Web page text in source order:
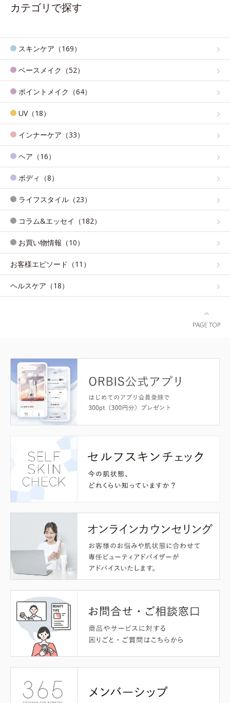
カテゴリで探す
スキンケア（169）
ベースメイク（52）
ポイントメイク（64）
UV（18）
インナーケア（33）
ヘア（16）
ボディ（8）
ライフスタイル（23）
コラム&エッセイ（182）
お買い物情報（10）
お客様エピソード（11）
ヘルスケア（18）